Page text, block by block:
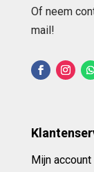
Of neem
mail!
Mijn account